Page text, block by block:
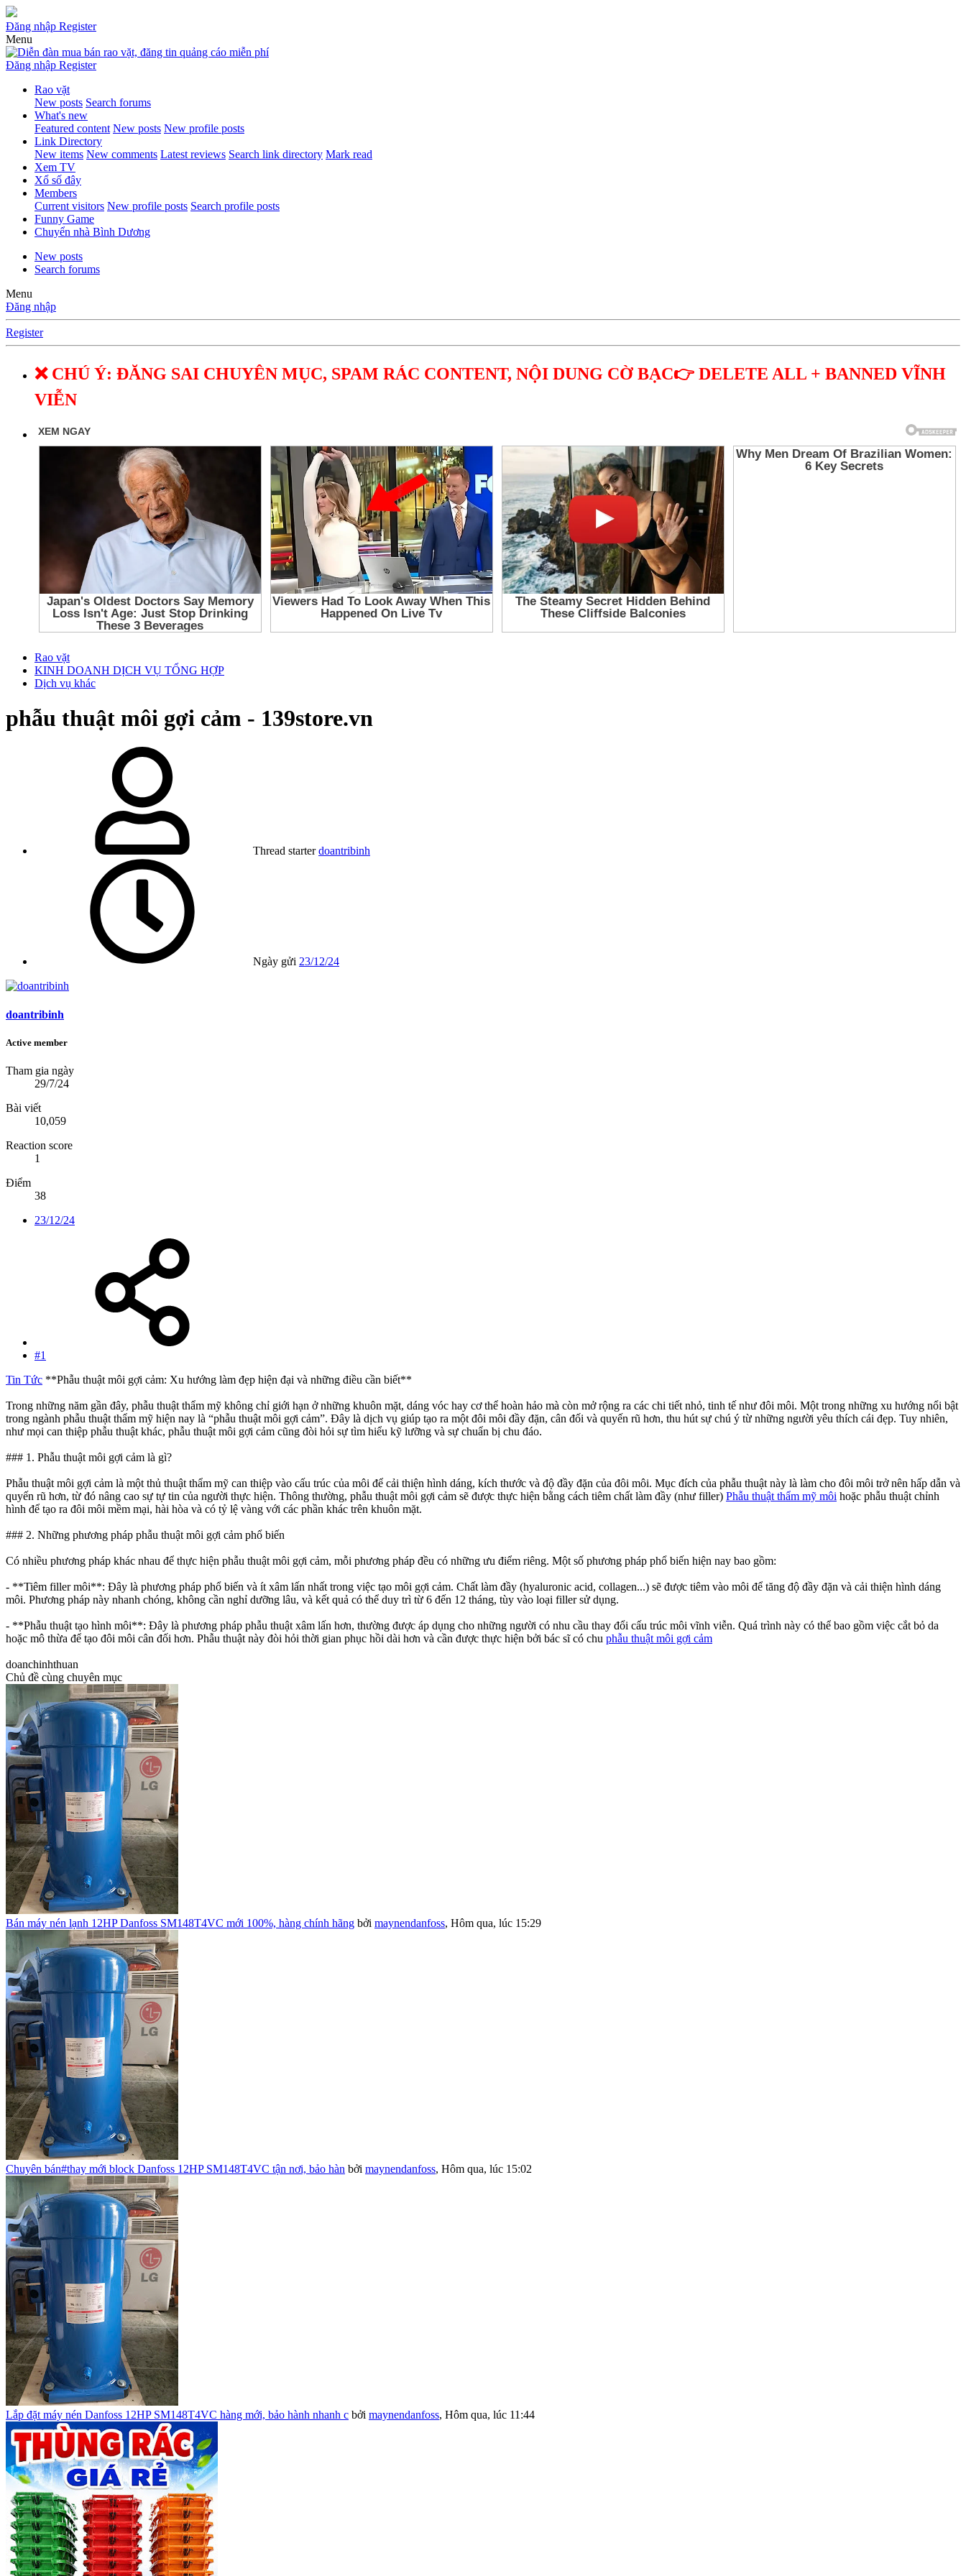
Đăng nhập Register
Menu
Đăng nhập Register
Rao vặt
New posts Search forums
What's new
Featured content New posts New profile posts
Link Directory
New items New comments Latest reviews Search link directory Mark read
Xem TV
Xổ số đây
Members
Current visitors New profile posts Search profile posts
Funny Game
Chuyển nhà Bình Dương
New posts
Search forums
Menu
Đăng nhập
Register
❌ CHÚ Ý: ĐĂNG SAI CHUYÊN MỤC, SPAM RÁC CONTENT, NỘI DUNG CỜ BẠC👉 DELETE ALL + BANNED VĨNH
VIỄN
Rao vặt
KINH DOANH DỊCH VỤ TỔNG HỢP
Dịch vụ khác
phẫu thuật môi gợi cảm - 139store.vn
Thread starter doantribinh
Ngày gửi 23/12/24
doantribinh
Active member
Tham gia ngày
29/7/24
Bài viết
10,059
Reaction score
1
Điểm
38
23/12/24
#1
Tin Tức **Phẫu thuật môi gợi cảm: Xu hướng làm đẹp hiện đại và những điều cần biết**
Trong những năm gần đây, phẫu thuật thẩm mỹ không chỉ giới hạn ở những khuôn mặt, dáng vóc hay cơ thể hoàn hảo mà còn mở rộng ra các chi tiết nhỏ, tinh tế như đôi môi. Một trong những xu hướng nổi bật
trong ngành phẫu thuật thẩm mỹ hiện nay là “phẫu thuật môi gợi cảm”. Đây là dịch vụ giúp tạo ra một đôi môi đầy đặn, cân đối và quyến rũ hơn, thu hút sự chú ý từ những người yêu thích cái đẹp. Tuy nhiên,
như mọi can thiệp phẫu thuật khác, phẫu thuật môi gợi cảm cũng đòi hỏi sự tìm hiểu kỹ lưỡng và sự chuẩn bị chu đáo.
### 1. Phẫu thuật môi gợi cảm là gì?
Phẫu thuật môi gợi cảm là một thủ thuật thẩm mỹ can thiệp vào cấu trúc của môi để cải thiện hình dáng, kích thước và độ đầy đặn của đôi môi. Mục đích của phẫu thuật này là làm cho đôi môi trở nên hấp dẫn và
quyến rũ hơn, từ đó nâng cao sự tự tin của người thực hiện. Thông thường, phẫu thuật môi gợi cảm sẽ được thực hiện bằng cách tiêm chất làm đầy (như filler) Phẫu thuật thẩm mỹ môi hoặc phẫu thuật chỉnh
hình để tạo ra đôi môi mềm mại, hài hòa và có tỷ lệ vàng với các phần khác trên khuôn mặt.
### 2. Những phương pháp phẫu thuật môi gợi cảm phổ biến
Có nhiều phương pháp khác nhau để thực hiện phẫu thuật môi gợi cảm, mỗi phương pháp đều có những ưu điểm riêng. Một số phương pháp phổ biến hiện nay bao gồm:
- **Tiêm filler môi**: Đây là phương pháp phổ biến và ít xâm lấn nhất trong việc tạo môi gợi cảm. Chất làm đầy (hyaluronic acid, collagen...) sẽ được tiêm vào môi để tăng độ đầy đặn và cải thiện hình dáng
môi. Phương pháp này nhanh chóng, không cần nghỉ dưỡng lâu, và kết quả có thể duy trì từ 6 đến 12 tháng, tùy vào loại filler sử dụng.
- **Phẫu thuật tạo hình môi**: Đây là phương pháp phẫu thuật xâm lấn hơn, thường được áp dụng cho những người có nhu cầu thay đổi cấu trúc môi vĩnh viễn. Quá trình này có thể bao gồm việc cắt bỏ da
hoặc mô thừa để tạo đôi môi cân đối hơn. Phẫu thuật này đòi hỏi thời gian phục hồi dài hơn và cần được thực hiện bởi bác sĩ có chu phẫu thuật môi gợi cảm
doanchinhthuan
Chủ đề cùng chuyên mục
Bán máy nén lạnh 12HP Danfoss SM148T4VC mới 100%, hàng chính hãng bởi maynendanfoss, Hôm qua, lúc 15:29
Chuyên bán#thay mới block Danfoss 12HP SM148T4VC tận nơi, bảo hàn bởi maynendanfoss, Hôm qua, lúc 15:02
Lắp đặt máy nén Danfoss 12HP SM148T4VC hàng mới, bảo hành nhanh c bởi maynendanfoss, Hôm qua, lúc 11:44